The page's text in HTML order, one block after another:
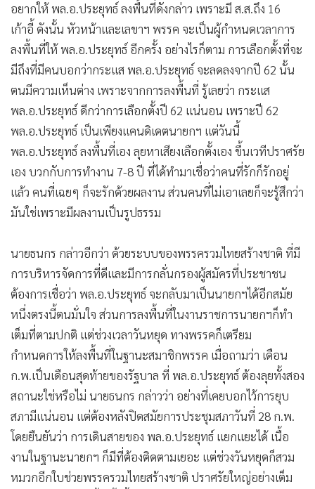
• อินโดจีน
• กองทุนรวม
• Celeb Online
• Factcheck
• ญี่ปุ่น
Gotomanager
อยากให้ พล.อ.ประยุทธ์ ลงพื้นที่ดังกล่าว เพราะมี ส.ส.ถึง 16
เก้าอี้ ดังนั้น หัวหน้าและเลขาฯ พรรค จะเป็นผู้กำหนดเวลาการ
ลงพื้นที่ให้ พล.อ.ประยุทธ์ อีกครั้ง อย่างไรก็ตาม การเลือกตั้งที่จะ
มีถึงที่มีคนบอกว่ากระแส พล.อ.ประยุทธ์ จะลดลงจากปี 62 นั้น
ตนมีความเห็นต่าง เพราะจากการลงพื้นที่ รู้เลยว่า กระแส
พล.อ.ประยุทธ์ ดีกว่าการเลือกตั้งปี 62 แน่นอน เพราะปี 62
พล.อ.ประยุทธ์ เป็นเพียงแคนดิเดตนายกฯ แต่วันนี้
พล.อ.ประยุทธ์ ลงพื้นที่เอง ลุยหาเสียงเลือกตั้งเอง ขึ้นเวทีปราศรัย
เอง บวกกับการทำงาน 7-8 ปี ที่ได้ทำมาเชื่อว่าคนที่รักก็รักอยู่
แล้ว คนที่เฉยๆ ก็จะรักด้วยผลงาน ส่วนคนที่ไม่เอาเลยก็จะรู้สึกว่า
มันใช่เพราะมีผลงานเป็นรูปธรรม
นายธนกร กล่าวอีกว่า ด้วยระบบของพรรครวมไทยสร้างชาติ ที่มี
การบริหารจัดการที่ดีและมีการกลั่นกรองผู้สมัครที่ประชาชน
ต้องการเชื่อว่า พล.อ.ประยุทธ์ จะกลับมาเป็นนายกฯได้อีกสมัย
หนึ่งตรงนี้ตนมั่นใจ ส่วนการลงพื้นที่ในงานราชการนายกฯก็ทำ
เต็มที่ตามปกติ แต่ช่วงเวลาวันหยุด ทางพรรคก็เตรียม
กำหนดการให้ลงพื้นที่ในฐานะสมาชิกพรรค เมื่อถามว่า เดือน
ก.พ.เป็นเดือนสุดท้ายของรัฐบาล ที่ พล.อ.ประยุทธ์ ต้องลุยทั้งสอง
สถานะใช่หรือไม่ นายธนกร กล่าวว่า อย่างที่เคยบอกไว้การยุบ
สภามีแน่นอน แต่ต้องหลังปิดสมัยการประชุมสภาวันที่ 28 ก.พ.
โดยยืนยันว่า การเดินสายของ พล.อ.ประยุทธ์ แยกแยะได้ เนื้อ
งานในฐานะนายกฯ ก็มีที่ต้องติดตามเยอะ แต่ช่วงวันหยุดก็สวม
หมวกอีกใบช่วยพรรครวมไทยสร้างชาติ ปราศรัยใหญ่อย่างเต็ม